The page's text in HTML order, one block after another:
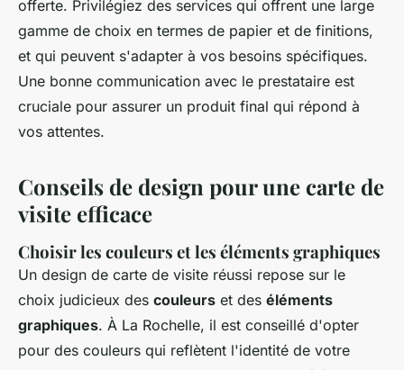
offerte. Privilégiez des services qui offrent une large
gamme de choix en termes de papier et de finitions,
et qui peuvent s'adapter à vos besoins spécifiques.
Une bonne communication avec le prestataire est
cruciale pour assurer un produit final qui répond à
vos attentes.
Conseils de design pour une carte de
visite efficace
Choisir les couleurs et les éléments graphiques
Un design de carte de visite réussi repose sur le
choix judicieux des couleurs et des éléments
graphiques. À La Rochelle, il est conseillé d'opter
pour des couleurs qui reflètent l'identité de votre